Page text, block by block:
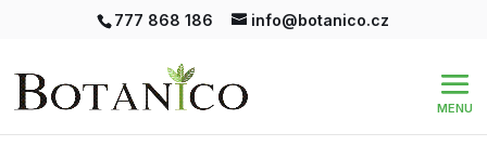
777 868 186 info@botanico.cz